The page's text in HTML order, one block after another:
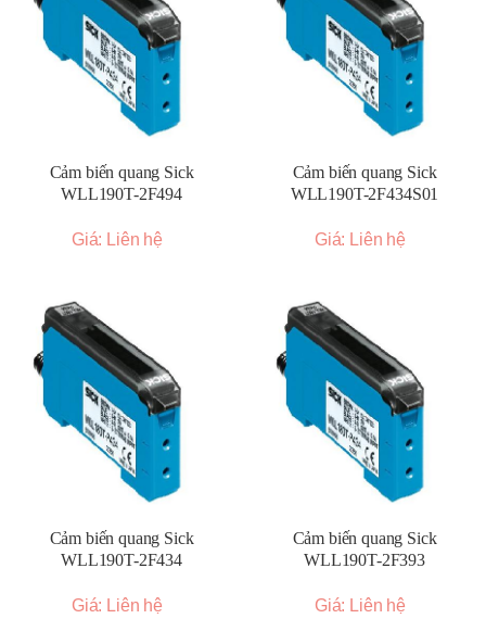
Cảm biến quang Sick
WLL190T-2F494
Giá: Liên hệ
Cảm biến quang Sick
WLL190T-2F434S01
Giá: Liên hệ
Cảm biến quang Sick
WLL190T-2F434
Giá: Liên hệ
Cảm biến quang Sick
WLL190T-2F393
Giá: Liên hệ